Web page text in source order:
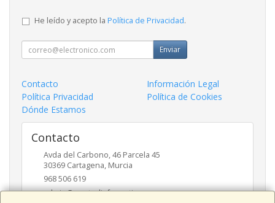
He leído y acepto la Política de Privacidad.
Enviar
Contacto
Información Legal
Política Privacidad
Política de Cookies
Dónde Estamos
Contacto
Avda del Carbono, 46 Parcela 45
30369 Cartagena, Murcia
968 506 619
admin@puntodinformatica.com